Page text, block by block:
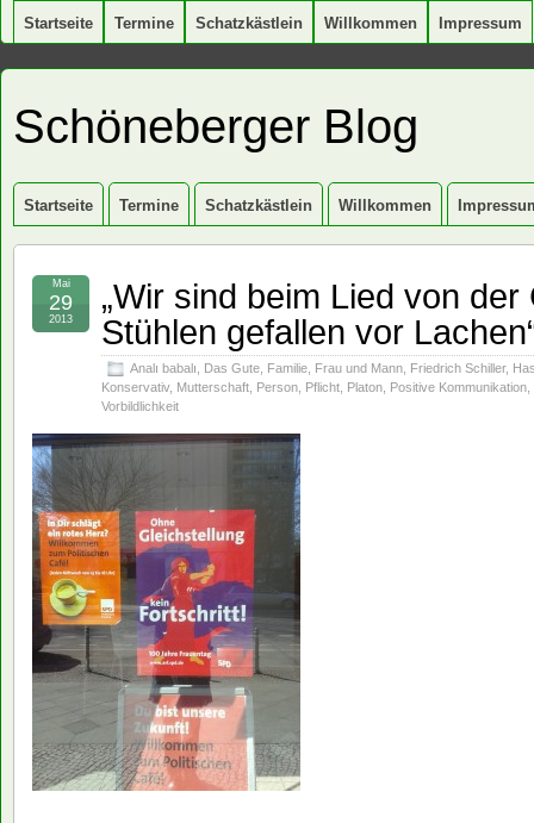
Startseite Termine Schatzkästlein Willkommen Impressum
Schöneberger Blog
Startseite Termine Schatzkästlein Willkommen
„Wir sind beim Lied von
Stühlen gefallen vor
Analı babalı Das Gute Familie Frau und Mann Friedrich Schiller,
Konservativ, Mutterschaft Person Pflicht Platon Positive Kommunikation
Vorbildlichkeit
Mai
29
2013